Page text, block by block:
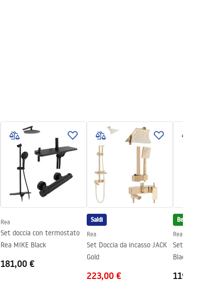
Rea
Set doccia con termostato
Rea MIKE Black
181,00 €
Saldi
Rea
Set Doccia da incasso JACK
Gold
223,00 €
Bestseller
Rea
Set Doccia
Black
119,00 €